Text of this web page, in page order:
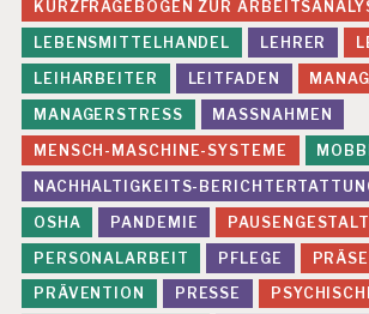
KURZFRAGEBOGEN ZUR
LEBENSMITTELHANDEL
LEHRER
LEIHARBEITER
LEITFADEN
MANAGERSTRESS
MASSNAHMEN
MENSCH-MASCHINE-SYSTEME
NACHHALTIGKEITS-
OSHA
PANDEMIE
PERSONALARBEIT
PFLEGE
PRÄVENTION
PRESSE